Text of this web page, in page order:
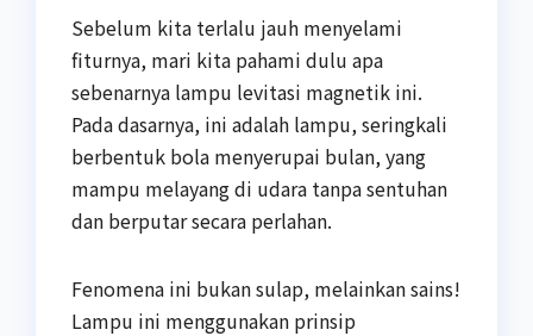
Sebelum kita terlalu jauh menyelami
fiturnya, mari kita pahami dulu apa
sebenarnya lampu levitasi magnetik ini.
Pada dasarnya, ini adalah lampu, seringkali
berbentuk bola menyerupai bulan, yang
mampu melayang di udara tanpa sentuhan
dan berputar secara perlahan.
Fenomena ini bukan sulap, melainkan sains!
Lampu ini menggunakan prinsip